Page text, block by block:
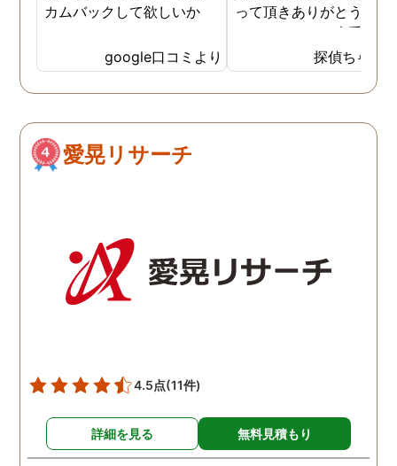
カムバックして欲しいか
google口コミより
って頂きありがとうござ
ました。やはり大手の会
は違いますね。探偵ちゃん
愛晃リサーチ
4.5点(11件)
詳細を見る 無料見積もり